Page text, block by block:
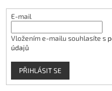
E-mail
Vložením e-mailu souhlasíte s
údajů
PŘIHLÁSIT SE